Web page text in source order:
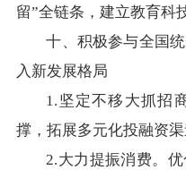
留”全链条，建立教育科
十、积极参与全国
入新发展格局
1.坚定不移大抓招
撑，拓展多元化投融资
2.大力提振消费。